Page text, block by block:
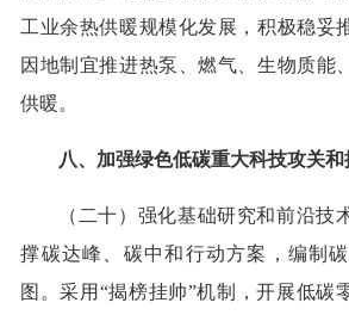
工业余热供暖规模化发展，积极稳妥
因地制宜推进热泵、燃气、生物质能
供暖。
八、加强绿色低碳重大科技攻关和
（二十）强化基础研究和前沿技
撑碳达峰、碳中和行动方案，编制
图。采用“揭榜挂帅”机制，开展低碳